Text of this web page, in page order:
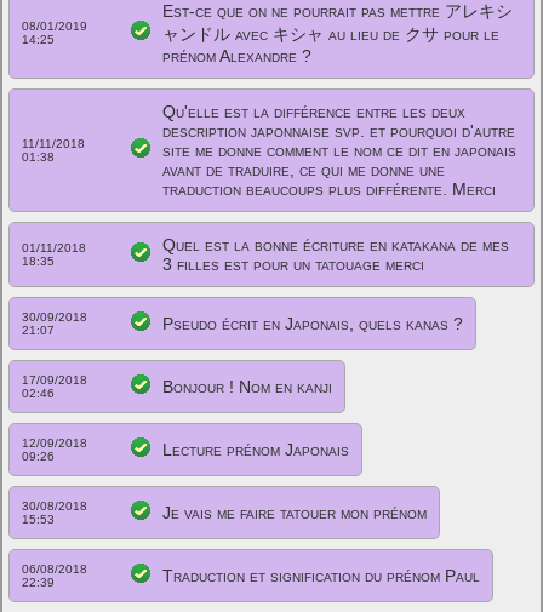
08/01/2019
14:25
Est-ce que on ne pourrait pas mettre アレキシ
ャンドル avec キシャ au lieu de クサ pour le
prénom Alexandre ?
11/11/2018
01:38
Qu'elle est la différence entre les deux
description japonnaise svp. et pourquoi d'autre
site me donne comment le nom ce dit en japonais
avant de traduire, ce qui me donne une
traduction beaucoups plus différente. Merci
01/11/2018
18:35
Quel est la bonne écriture en katakana de mes
3 filles est pour un tatouage merci
30/09/2018
21:07
Pseudo écrit en Japonais, quels kanas ?
17/09/2018
02:46
Bonjour ! Nom en kanji
12/09/2018
09:26
Lecture prénom Japonais
30/08/2018
15:53
Je vais me faire tatouer mon prénom
06/08/2018
22:39
Traduction et signification du prénom Paul